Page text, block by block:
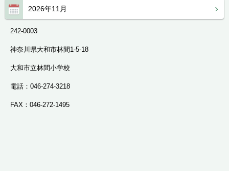
2026年11月
242-0003
神奈川県大和市林間1-5-18
大和市立林間小学校
電話：046-274-3218
FAX：046-272-1495